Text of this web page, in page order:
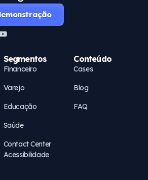
Segmentos
Financeiro
Varejo
Educação
Saúde
Contact Center
Acessibilidade
Conteúdo
Cases
Blog
FAQ